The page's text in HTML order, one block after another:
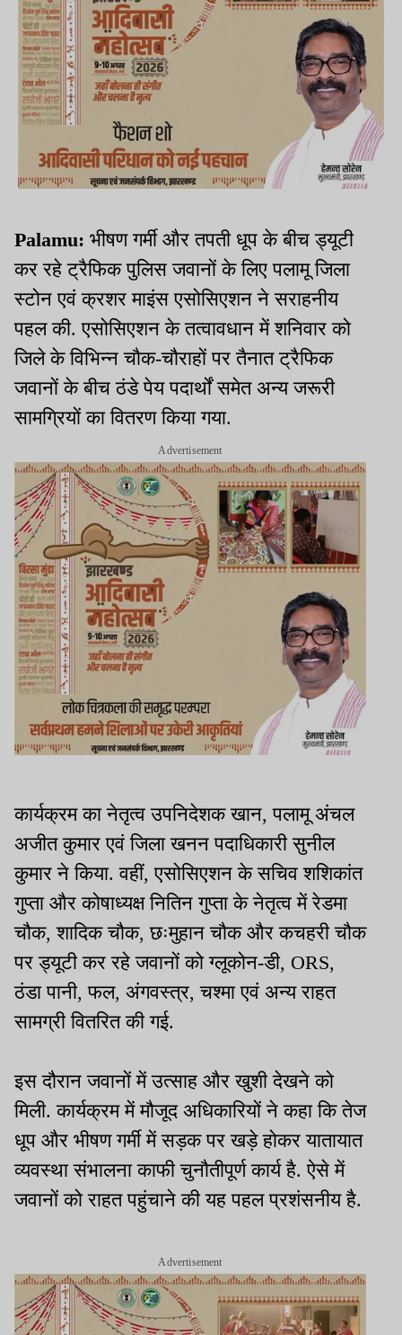
Palamu: भीषण गर्मी और तपती धूप के बीच ड्यूटी
कर रहे ट्रैफिक पुलिस जवानों के लिए पलामू जिला
स्टोन एवं क्रशर माइंस एसोसिएशन ने सराहनीय
पहल की. एसोसिएशन के तत्वावधान में शनिवार को
जिले के विभिन्न चौक-चौराहों पर तैनात ट्रैफिक
जवानों के बीच ठंडे पेय पदार्थों समेत अन्य जरूरी
सामग्रियों का वितरण किया गया.
Advertisement
कार्यक्रम का नेतृत्व उपनिदेशक खान, पलामू अंचल
अजीत कुमार एवं जिला खनन पदाधिकारी सुनील
कुमार ने किया. वहीं, एसोसिएशन के सचिव शशिकांत
गुप्ता और कोषाध्यक्ष नितिन गुप्ता के नेतृत्व में रेडमा
चौक, शादिक चौक, छःमुहान चौक और कचहरी चौक
पर ड्यूटी कर रहे जवानों को ग्लूकोन-डी, ORS,
ठंडा पानी, फल, अंगवस्त्र, चश्मा एवं अन्य राहत
सामग्री वितरित की गई.
इस दौरान जवानों में उत्साह और खुशी देखने को
मिली. कार्यक्रम में मौजूद अधिकारियों ने कहा कि तेज
धूप और भीषण गर्मी में सड़क पर खड़े होकर यातायात
व्यवस्था संभालना काफी चुनौतीपूर्ण कार्य है. ऐसे में
जवानों को राहत पहुंचाने की यह पहल प्रशंसनीय है.
Advertisement